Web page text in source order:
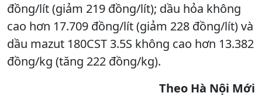
đồng/lít (giảm 219 đồng/lít); dầu hỏa không
cao hơn 17.709 đồng/lít (giảm 228 đồng/lít) và
dầu mazut 180CST 3.5S không cao hơn 13.382
đồng/kg (tăng 222 đồng/kg).
Theo Hà Nội Mới